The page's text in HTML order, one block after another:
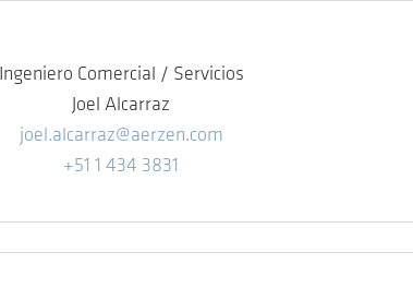
Ingeniero Comercial / Servicios
Joel Alcarraz
joel.alcarraz@aerzen.com
+51 1 434 3831